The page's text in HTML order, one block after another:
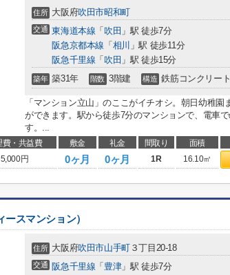
住所 大阪府吹田市昭和町
交通 東海道本線 「 吹田 」駅 徒歩7分
阪急京都本線 「 相川 」駅 徒歩11分
阪急千里線 「 吹田 」駅 徒歩15分
築年 築31年 階数 3階建 構造 鉄筋コンクリート
「マンション立山」のここがイチオシ。朝日幼稚園
ができます。駅から徒歩7分のマンションで、電車
す。...
費・共益費 敷金 礼金 間取り 面積
5,000円 0ヶ月 0ヶ月 1R 16.10㎡
スマンション）
住所 大阪府吹田市山手町３丁目20-18
交通 阪急千里線 「 豊津」駅 徒歩7分